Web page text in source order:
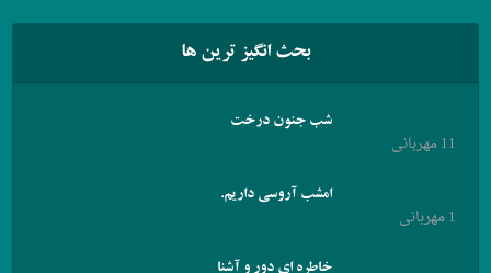
بحث انگیز ترین ها
شب جنون درخت
11 مهربانی
امشب آروسی داریم.
1 مهربانی
خاطره ای دور و آشنا